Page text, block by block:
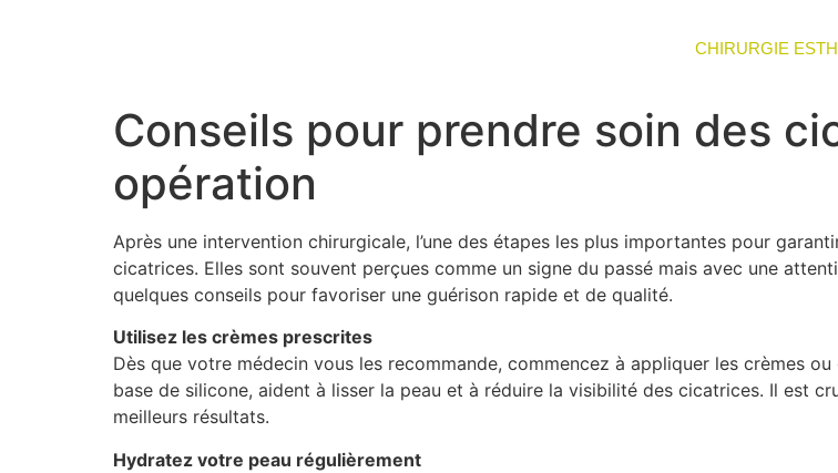
CHIRURGIE
Conseils pour prendre soin des
opération
Après une intervention chirurgicale, l’une des étapes les plus importantes pour
cicatrices. Elles sont souvent perçues comme un signe du passé mais avec une
quelques conseils pour favoriser une guérison rapide et de qualité.
Utilisez les crèmes prescrites
Dès que votre médecin vous les recommande, commencez à appliquer les crèmes
base de silicone, aident à lisser la peau et à réduire la visibilité des cicatrices. Il est
meilleurs résultats.
Hydratez votre peau régulièrement